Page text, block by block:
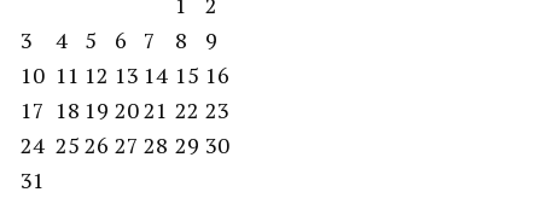
3
4 5 6 7 8
9
10 11 12 13 14 15 16
17 18 19 2021 22 23
24 25 26 27 28 29 30
31